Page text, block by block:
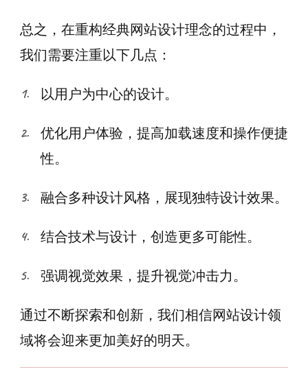
总之，在重构经典网站设计理念的过程中，
我们需要注重以下几点：
以用户为中心的设计。
优化用户体验，提高加载速度和操作便捷
性。
融合多种设计风格，展现独特设计效果。
结合技术与设计，创造更多可能性。
强调视觉效果，提升视觉冲击力。
通过不断探索和创新，我们相信网站设计领
域将会迎来更加美好的明天。